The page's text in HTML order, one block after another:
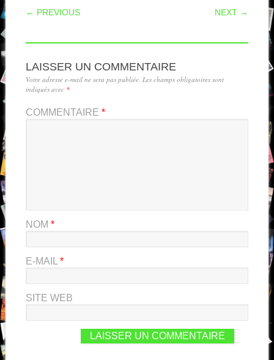
POST NAVIGATION
← PREVIOUS NEXT →
LAISSER UN COMMENTAIRE
Votre adresse e-mail ne sera pas publiée. Les champs obligatoires sont
indiqués avec *
COMMENTAIRE *
NOM *
E-MAIL *
SITE WEB